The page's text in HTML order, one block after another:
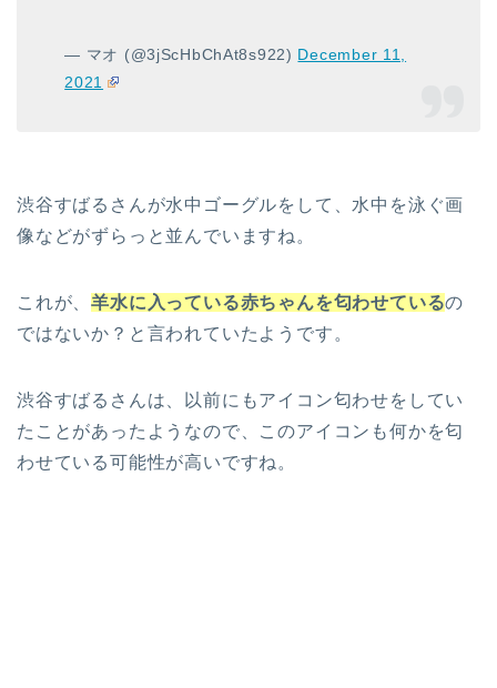
— マオ (@3jScHbChAt8s922) December 11,
2021
渋谷すばるさんが水中ゴーグルをして、水中を泳ぐ画
像などがずらっと並んでいますね。
これが、羊水に入っている赤ちゃんを匂わせているの
ではないか？と言われていたようです。
渋谷すばるさんは、以前にもアイコン匂わせをしてい
たことがあったようなので、このアイコンも何かを匂
わせている可能性が高いですね。